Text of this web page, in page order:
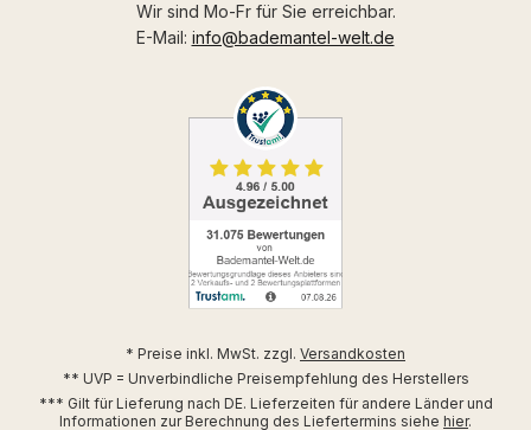
Wir sind Mo-Fr für Sie erreichbar.
E-Mail: info@bademantel-welt.de
* Preise inkl. MwSt. zzgl. Versandkosten
** UVP = Unverbindliche Preisempfehlung des Herstellers
*** Gilt für Lieferung nach DE. Lieferzeiten für andere Länder und
Informationen zur Berechnung des Liefertermins siehe hier.